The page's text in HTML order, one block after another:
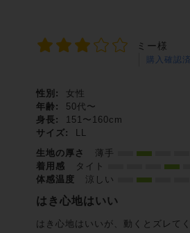
ミー様
購入確認
性別:
女性
年齢:
50代〜
身長:
151〜160cm
サイズ:
LL
生地の厚さ
薄手
着用感
タイト
体感温度
涼しい
はき心地はいい
はき心地はいいが、動くとズレて